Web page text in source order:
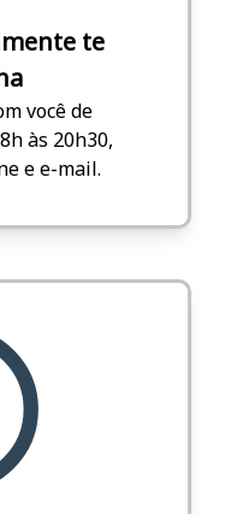
te
você de
às 20h30,
e e-mail.